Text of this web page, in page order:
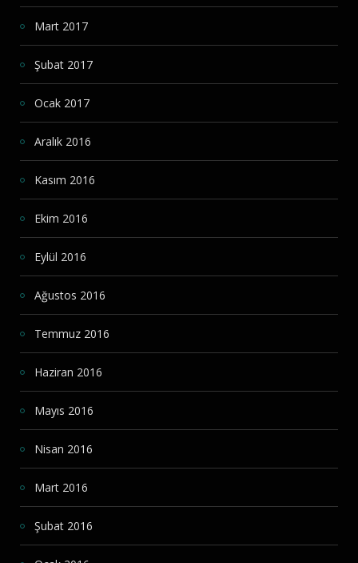
Mart 2017
Şubat 2017
Ocak 2017
Aralık 2016
Kasım 2016
Ekim 2016
Eylül 2016
Ağustos 2016
Temmuz 2016
Haziran 2016
Mayıs 2016
Nisan 2016
Mart 2016
Şubat 2016